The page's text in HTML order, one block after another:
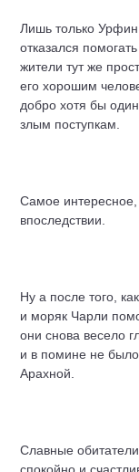
Лишь только
отказался
жители тут же
его хорошим
добро хотя бы
злым поступкам.
Самое интересное,
впоследствии.
Ну а после того,
и моряк Чарли
они снова весело
и в помине не
Арахной.
Славные